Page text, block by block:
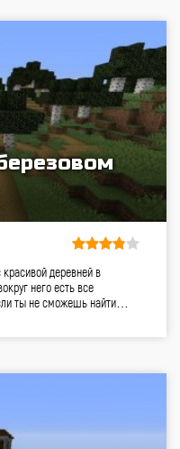
деревней в
него есть все
ты не сможешь найти…